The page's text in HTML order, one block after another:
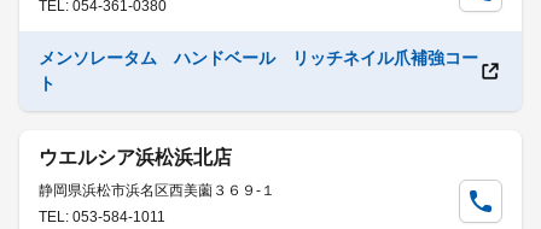
TEL: 054-361-0380
メンソレータム ハンドベール リッチネイル爪補強コー
ト
ウエルシア浜松浜北店
静岡県浜松市浜名区西美薗３６９-１
TEL: 053-584-1011